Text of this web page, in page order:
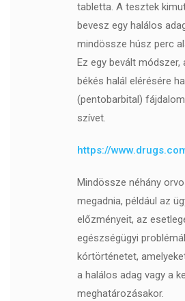
tabletta. A tesztek
bevesz egy halálos
mindössze húsz perc
Ez egy bevált
békés halál elérésére
(pentobarbital)
szívet.
https://
Mindössze néhány
megadnia, például az
előzményeit, az
egészségügyi
kórtörténetet,
a halálos adag vagy a
meghatározásakor.